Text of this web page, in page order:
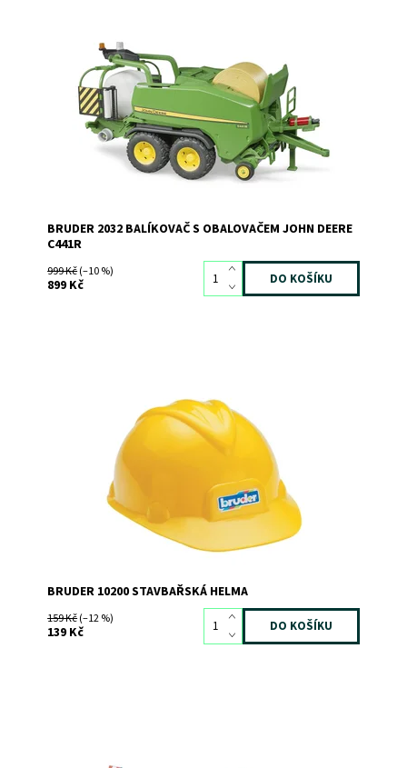
Dostupnost:
5139
Značka:
BRUDER
BRUDER 2032 BALÍKOVAČ S OBALOVAČEM JOHN DEERE
C441R
999 Kč(–10 %)
899 Kč
BRUDER 10200 stavbařská přilba
Skladem3
249
BRUDER 10200 STAVBAŘSKÁ HELMA
159 Kč(–12 %)
139 Kč